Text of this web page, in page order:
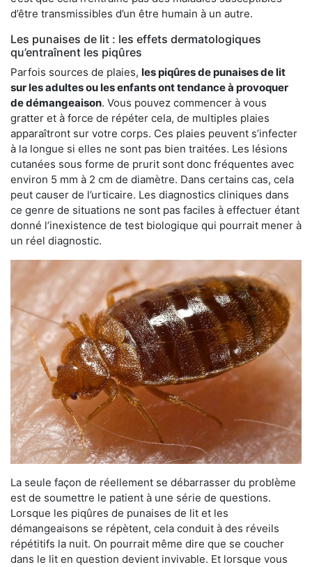
d’être transmissibles d’un être humain à un autre.
Les punaises de lit : les effets dermatologiques
qu’entraînent les piqûres
Parfois sources de plaies, les piqûres de punaises de lit
sur les adultes ou les enfants ont tendance à provoquer
de démangeaison. Vous pouvez commencer à vous
gratter et à force de répéter cela, de multiples plaies
apparaîtront sur votre corps. Ces plaies peuvent s’infecter
à la longue si elles ne sont pas bien traitées. Les lésions
cutanées sous forme de prurit sont donc fréquentes avec
environ 5 mm à 2 cm de diamètre. Dans certains cas, cela
peut causer de l’urticaire. Les diagnostics cliniques dans
ce genre de situations ne sont pas faciles à effectuer étant
donné l’inexistence de test biologique qui pourrait mener à
un réel diagnostic.
La seule façon de réellement se débarrasser du problème
est de soumettre le patient à une série de questions.
Lorsque les piqûres de punaises de lit et les
démangeaisons se répètent, cela conduit à des réveils
répétitifs la nuit. On pourrait même dire que se coucher
dans le lit en question devient invivable. Et lorsque vous